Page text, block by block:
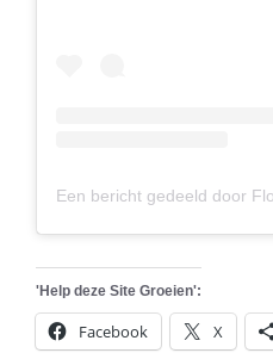
'Help deze Site Groeien':
Facebook X